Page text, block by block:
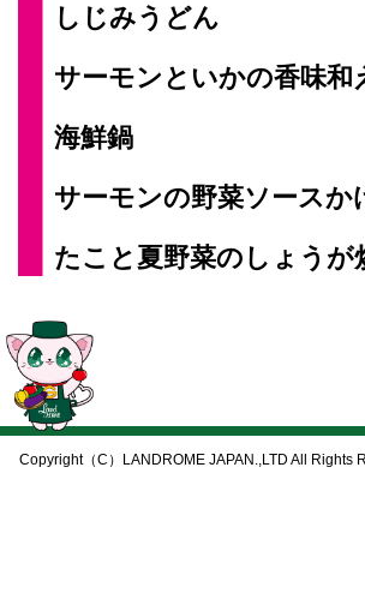
しじみうどん
サーモンといかの香味和
海鮮鍋
サーモンの野菜ソースか
たこと夏野菜のしょうが
Copyright（C）LANDROME JAPAN.,LTD All Rights